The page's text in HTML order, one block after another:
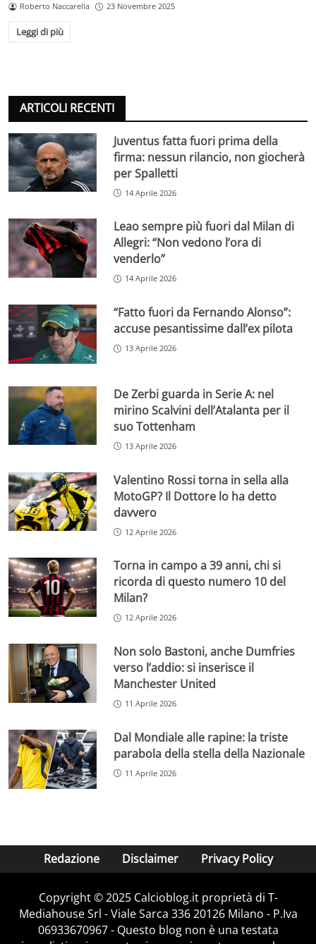
Roberto Naccarella 23 Novembre 2025
Leggi di più
ARTICOLI RECENTI
Juventus fatta fuori prima della
firma: nessun rilancio, non giocherà
per Spalletti
14 Aprile 2026
Leao sempre più fuori dal Milan di
Allegri: “Non vedono l’ora di
venderlo”
14 Aprile 2026
“Fatto fuori da Fernando Alonso”:
accuse pesantissime dall’ex pilota
13 Aprile 2026
De Zerbi guarda in Serie A: nel
mirino Scalvini dell’Atalanta per il
suo Tottenham
13 Aprile 2026
Valentino Rossi torna in sella alla
MotoGP? Il Dottore lo ha detto
davvero
12 Aprile 2026
Torna in campo a 39 anni, chi si
ricorda di questo numero 10 del
Milan?
12 Aprile 2026
Non solo Bastoni, anche Dumfries
verso l’addio: si inserisce il
Manchester United
11 Aprile 2026
Dal Mondiale alle rapine: la triste
parabola della stella della Nazionale
11 Aprile 2026
Redazione Disclaimer Privacy Policy
Copyright © 2025 Calcioblog.it proprietà di T-
Mediahouse Srl - Viale Sarca 336 20126 Milano - P.Iva
06933670967 - Questo blog non è una testata